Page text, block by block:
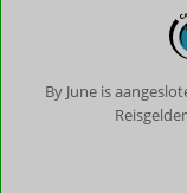
By June is